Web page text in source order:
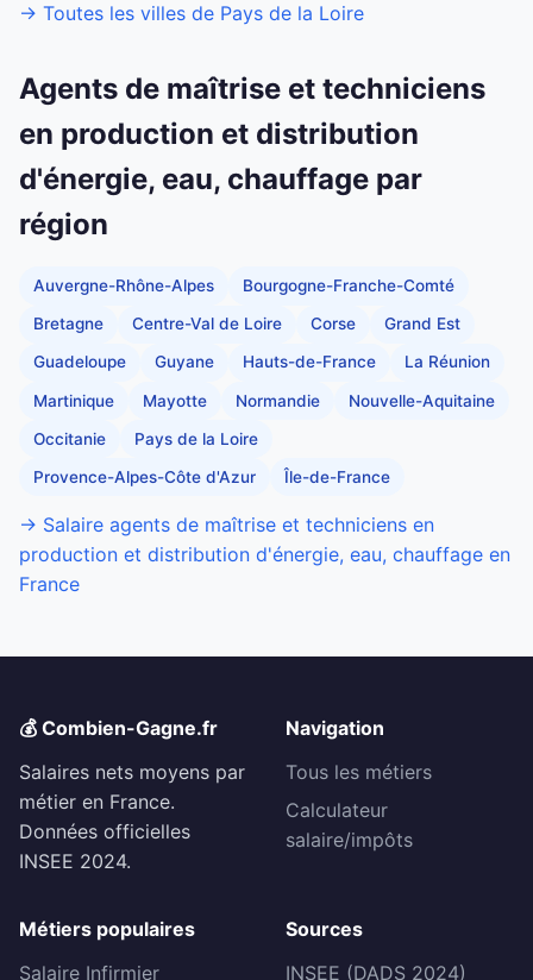
→ Toutes les villes de Pays de la Loire
Agents de maîtrise et techniciens
en production et distribution
d'énergie, eau, chauffage par
région
Auvergne-Rhône-Alpes Bourgogne-Franche-Comté
Bretagne Centre-Val de Loire Corse Grand Est
Guadeloupe Guyane Hauts-de-France La Réunion
Martinique Mayotte Normandie Nouvelle-Aquitaine
Occitanie Pays de la Loire
Provence-Alpes-Côte d'Azur Île-de-France
→ Salaire agents de maîtrise et techniciens en
production et distribution d'énergie, eau, chauffage en
France
💰 Combien-Gagne.fr
Salaires nets moyens par
métier en France.
Données officielles
INSEE 2024.
Navigation
Tous les métiers
Calculateur
salaire/impôts
Métiers populaires
Salaire Infirmier
Sources
INSEE (DADS 2024)